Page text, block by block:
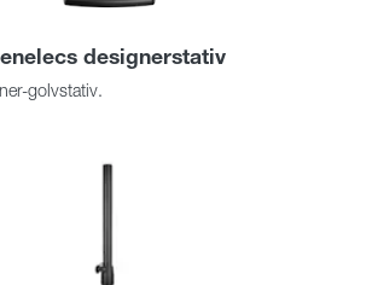
designerstativ
golvstativ.